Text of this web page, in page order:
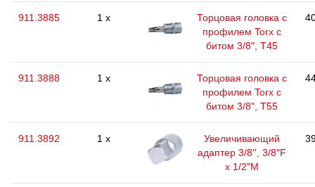
911.3885 1 x
Торцовая головка с
профилем Torx с
битом 3/8", T45
911.3888 1 x
Торцовая головка с
профилем Torx с
битом 3/8", T55
911.3892 1 x
Увеличивающий
адаптер 3/8'', 3/8"F
x 1/2"M